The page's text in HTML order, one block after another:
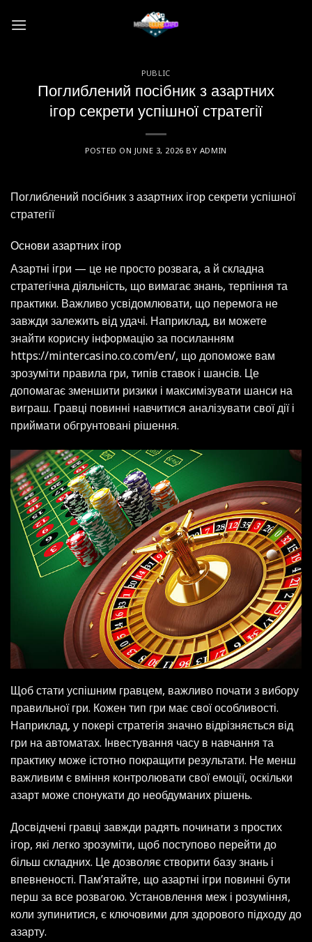
PUBLIC
Поглиблений посібник з азартних
ігор секрети успішної стратегії
POSTED ON JUNE 3, 2026 BY ADMIN
Поглиблений посібник з азартних ігор секрети успішної
стратегії
Основи азартних ігор
Азартні ігри — це не просто розвага, а й складна
стратегічна діяльність, що вимагає знань, терпіння та
практики. Важливо усвідомлювати, що перемога не
завжди залежить від удачі. Наприклад, ви можете
знайти корисну інформацію за посиланням
https://mintercasino.co.com/en/, що допоможе вам
зрозуміти правила гри, типів ставок і шансів. Це
допомагає зменшити ризики і максимізувати шанси на
виграш. Гравці повинні навчитися аналізувати свої дії і
приймати обгрунтовані рішення.
Щоб стати успішним гравцем, важливо почати з вибору
правильної гри. Кожен тип гри має свої особливості.
Наприклад, у покері стратегія значно відрізняється від
гри на автоматах. Інвестування часу в навчання та
практику може істотно покращити результати. Не менш
важливим є вміння контролювати свої емоції, оскільки
азарт може спонукати до необдуманих рішень.
Досвідчені гравці завжди радять починати з простих
ігор, які легко зрозуміти, щоб поступово перейти до
більш складних. Це дозволяє створити базу знань і
впевненості. Пам’ятайте, що азартні ігри повинні бути
перш за все розвагою. Установлення меж і розуміння,
коли зупинитися, є ключовими для здорового підходу до
азарту.